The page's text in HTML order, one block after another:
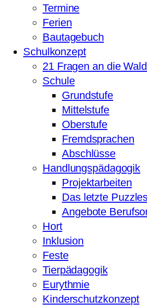
Termine
Ferien
Bautagebuch
Schulkonzept
21 Fragen an die
Schule
Grundstufe
Mittelstufe
Oberstufe
Fremdsprachen
Abschlüsse
Handlungspädagogik
Projektarbeiten
Das letzte
Angebote
Hort
Inklusion
Feste
Tierpädagogik
Eurythmie
Kinderschutzkonzept